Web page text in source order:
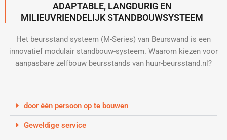
ADAPTABLE, LANGDURIG EN
MILIEUVRIENDELIJK STANDBOUWSYSTEEM
Het beursstand systeem (M-Series) van Beurswand is een
innovatief modulair standbouw-systeem. Waarom kiezen voor
aanpasbare zelfbouw beursstands van huur-beursstand.nl?
door één persoon op te bouwen
Geweldige service